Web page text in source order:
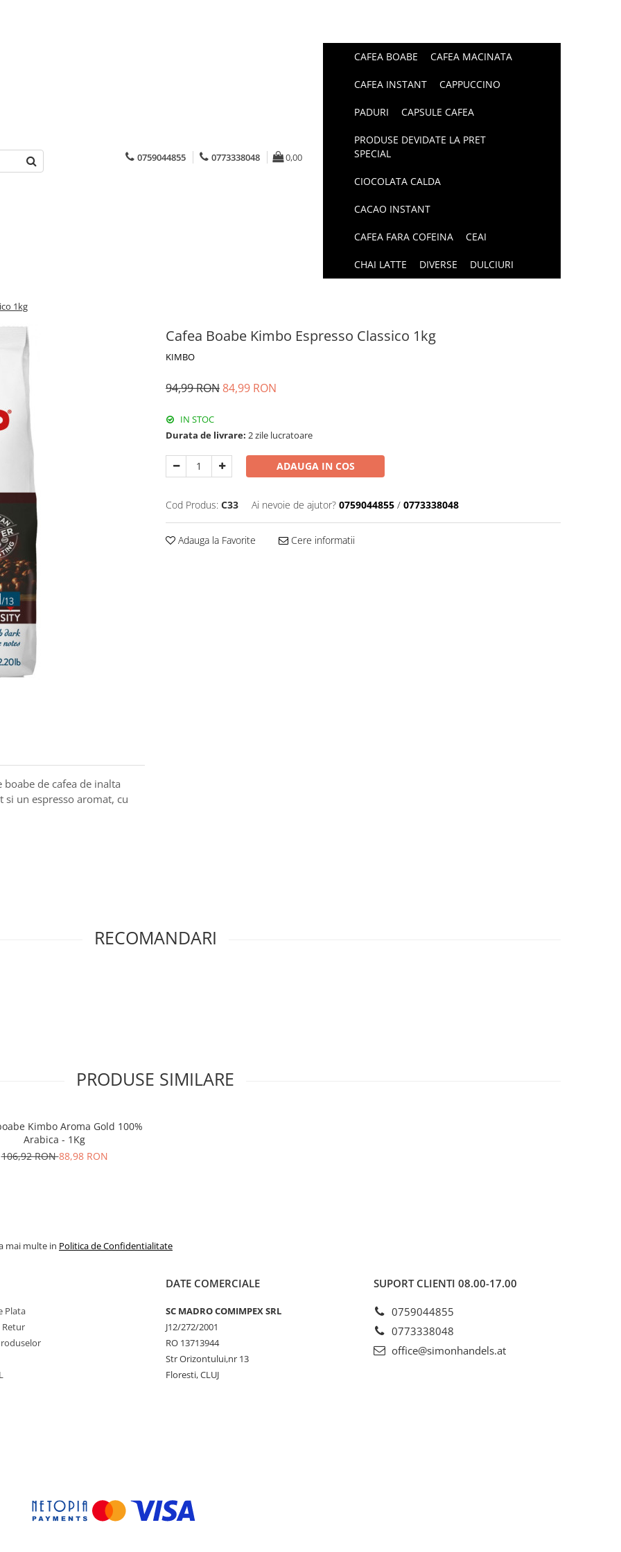
0759044855 0773338048 0,00
CAFEA BOABE CAFEA MACINATA
CAFEA INSTANT CAPPUCCINO
PADURI CAPSULE CAFEA
PRODUSE DEVIDATE LA PRET
SPECIAL
CIOCOLATA CALDA
CACAO INSTANT
CAFEA FARA COFEINA CEAI
CHAI LATTE DIVERSE DULCIURI
1kg
Cafea Boabe Kimbo Espresso Classico 1kg
KIMBO
94,99 RON84,99 RON
IN STOC
Durata de livrare: 2 zile lucratoare
ADAUGA IN COS
Cod Produs: C33 Ai nevoie de ajutor? 0759044855 / 0773338048
Adauga la Favorite Cere informatii
de cafea de inalta
si un espresso aromat, cu
RECOMANDARI
PRODUSE SIMILARE
Kimbo Aroma Gold 100%
Arabica - 1Kg
106,92 RON88,98 RON
mai multe in Politica de Confidentialitate
Plata
Retur
DATE COMERCIALE
SC MADRO COMIMPEX SRL
J12/272/2001
RO 13713944
Str Orizontului,nr 13
Floresti, CLUJ
SUPORT CLIENTI 08.00-17.00
0759044855
0773338048
office@simonhandels.at